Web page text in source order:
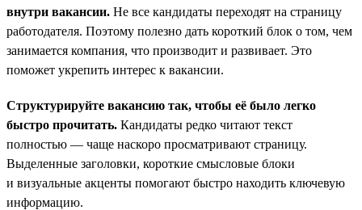
внутри вакансии. Не все кандидаты переходят на страницу
работодателя. Поэтому полезно дать короткий блок о том, чем
занимается компания, что производит и развивает. Это
поможет укрепить интерес к вакансии.
Структурируйте вакансию так, чтобы её было легко
быстро прочитать. Кандидаты редко читают текст
полностью — чаще наскоро просматривают страницу.
Выделенные заголовки, короткие смысловые блоки
и визуальные акценты помогают быстро находить ключевую
информацию.